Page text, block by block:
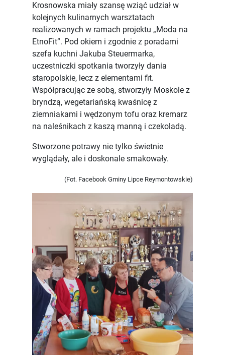
Krosnowska miały szansę wziąć udział w
kolejnych kulinarnych warsztatach
realizowanych w ramach projektu „Moda na
EtnoFit”. Pod okiem i zgodnie z poradami
szefa kuchni Jakuba Steuermarka,
uczestniczki spotkania tworzyły dania
staropolskie, lecz z elementami fit.
Współpracując ze sobą, stworzyły Moskole z
bryndzą, wegetariańską kwaśnicę z
ziemniakami i wędzonym tofu oraz kremarz
na naleśnikach z kaszą manną i czekoladą.
Stworzone potrawy nie tylko świetnie
wyglądały, ale i doskonale smakowały.
(Fot. Facebook Gminy Lipce Reymontowskie)